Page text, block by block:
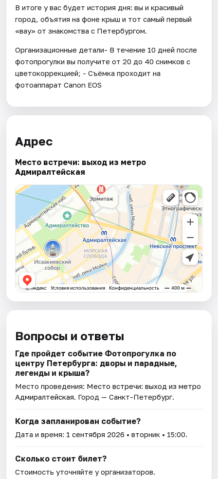
В итоге у вас будет история дня: вы и красивый
город, объятия на фоне крыш и тот самый первый
«вау» от знакомства с Петербургом.
Организационные детали- В течение 10 дней после
фотопрогулки вы получите от 20 до 40 снимков с
цветокоррекцией; - Съёмка проходит на
фотоаппарат Canon EOS
Адрес
Место встречи: выход из метро
Адмиралтейская
Вопросы и ответы
Где пройдет событие Фотопрогулка по
центру Петербурга: дворы и парадные,
легенды и крыша?
Место проведения: Место встречи: выход из метро
Адмиралтейская. Город — Санкт-Петербург.
Когда запланирован событие?
Дата и время: 1 сентября 2026 • вторник • 15:00.
Сколько стоит билет?
Стоимость уточняйте у организаторов.